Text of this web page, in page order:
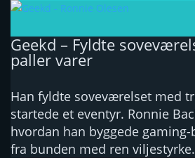
Geekd – Fyldte
paller varer
Han fyldte soveværelset med
startede et eventyr. Ronnie
hvordan han byggede
fra bunden med ren viljestyrke.